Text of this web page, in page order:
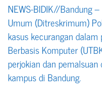
NEWS-BIDIK//Bandung
Umum (Ditreskrimum)
kasus kecurangan dalam
Berbasis Komputer
perjokian dan
kampus di Bandung.